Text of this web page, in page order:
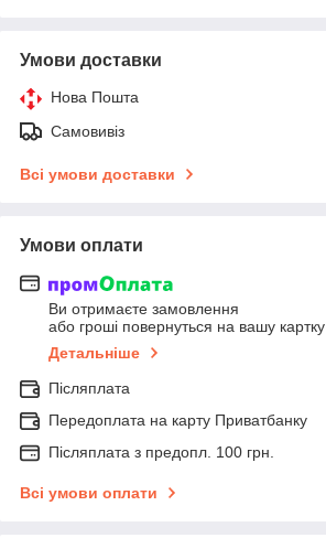
Умови доставки
Нова Пошта
Самовивіз
Всі умови доставки
Умови оплати
Ви отримаєте замовлення
або гроші повернуться на вашу картку
Детальніше
Післяплата
Передоплата на карту Приватбанку
Післяплата з предопл. 100 грн.
Всі умови оплати